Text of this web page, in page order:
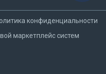
конфиденциальности
маркетплейс систем